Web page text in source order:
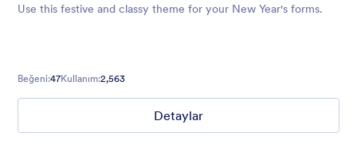
Use this festive and classy theme for your New Year's forms.
Beğeni:47Kullanım:2,563
Detaylar